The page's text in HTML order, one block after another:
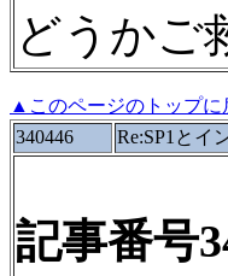
どうかご
▲このページのトップに
340446
Re:SP1とイ
記事番号